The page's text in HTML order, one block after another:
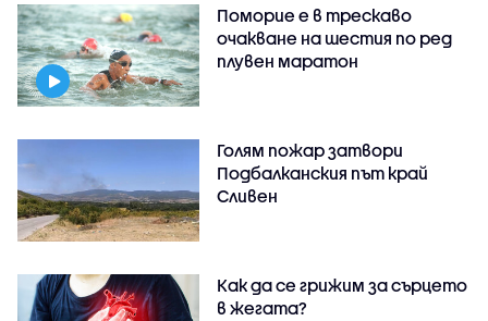
Поморие е в трескаво
очакване на шестия по ред
плувен маратон
Голям пожар затвори
Подбалканския път край
Сливен
Как да се грижим за сърцето
в жегата?